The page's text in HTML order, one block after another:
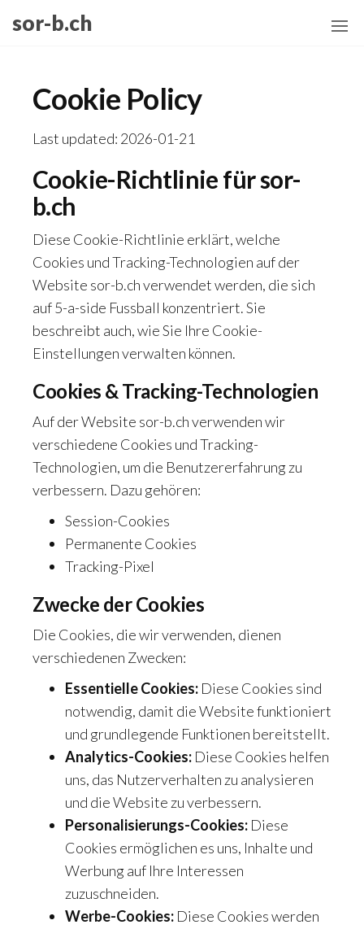
tosor-b.ch
Cookie Policy
Last updated: 2026-01-21
Cookie-Richtlinie für sor-
b.ch
Diese Cookie-Richtlinie erklärt, welche
Cookies und Tracking-Technologien auf der
Website sor-b.ch verwendet werden, die sich
auf 5-a-side Fussball konzentriert. Sie
beschreibt auch, wie Sie Ihre Cookie-
Einstellungen verwalten können.
Cookies & Tracking-Technologien
Auf der Website sor-b.ch verwenden wir
verschiedene Cookies und Tracking-
Technologien, um die Benutzererfahrung zu
verbessern. Dazu gehören:
Session-Cookies
Permanente Cookies
Tracking-Pixel
Zwecke der Cookies
Die Cookies, die wir verwenden, dienen
verschiedenen Zwecken:
Essentielle Cookies: Diese Cookies sind
notwendig, damit die Website funktioniert
und grundlegende Funktionen bereitstellt.
Analytics-Cookies: Diese Cookies helfen
uns, das Nutzerverhalten zu analysieren
und die Website zu verbessern.
Personalisierungs-Cookies: Diese
Cookies ermöglichen es uns, Inhalte und
Werbung auf Ihre Interessen
zuzuschneiden.
Werbe-Cookies: Diese Cookies werden